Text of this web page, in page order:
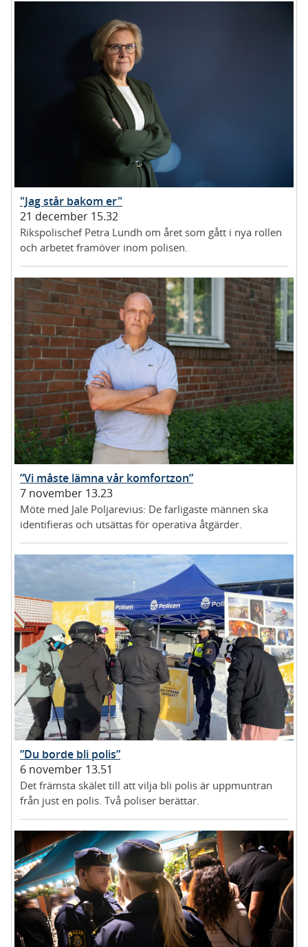
"Jag står bakom er"
21 december 15.32
Rikspolischef Petra Lundh om året som gått i nya rollen
och arbetet framöver inom polisen.
”Vi måste lämna vår komfortzon”
7 november 13.23
Möte med Jale Poljarevius: De farligaste männen ska
identifieras och utsättas för operativa åtgärder.
”Du borde bli polis”
6 november 13.51
Det främsta skälet till att vilja bli polis är uppmuntran
från just en polis. Två poliser berättar.